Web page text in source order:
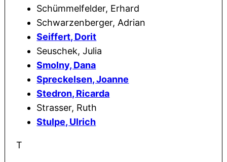
Schümmelfelder, Erhard
Schwarzenberger, Adrian
Seiffert, Dorit
Seuschek, Julia
Smolny, Dana
Spreckelsen, Joanne
Stedron, Ricarda
Strasser, Ruth
Stulpe, Ulrich
T